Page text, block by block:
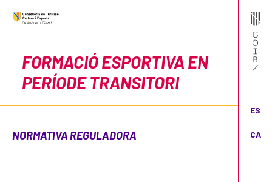
ES
CA
FORMACIÓ ESPORTIVA EN
PERÍODE TRANSITORI
NORMATIVA REGULADORA